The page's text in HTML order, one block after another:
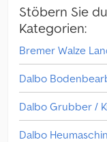
Stöbern Sie
Kategorien:
Bremer Walze
Dalbo
Dalbo Grubber /
Dalbo